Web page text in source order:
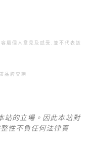
屬個人意見及感受, 並不代表該
品牌查詢
站的立場。因此本站對
性不負任何法律責